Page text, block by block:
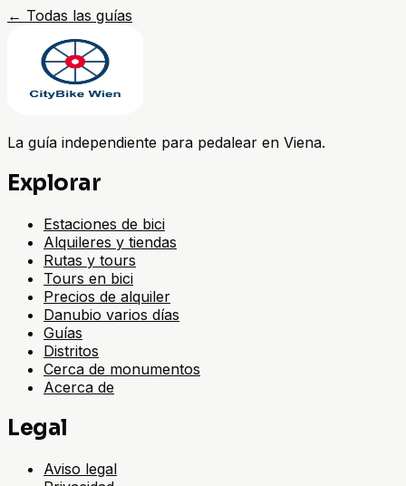
← Todas las guías
La guía independiente para pedalear en Viena.
Explorar
Estaciones de bici
Alquileres y tiendas
Rutas y tours
Tours en bici
Precios de alquiler
Danubio varios días
Guías
Distritos
Cerca de monumentos
Acerca de
Legal
Aviso legal